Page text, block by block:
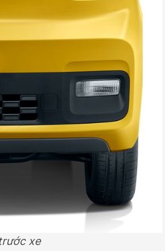
xe